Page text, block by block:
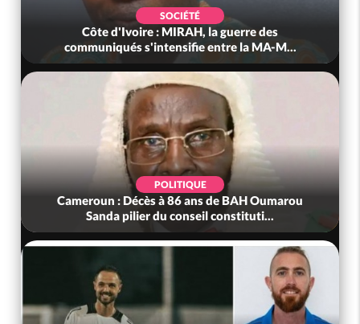
SOCIÉTÉ
Côte d'Ivoire : MIRAH, la guerre des
communiqués s'intensifie entre la MA-M...
POLITIQUE
Cameroun : Décès à 86 ans de BAH Oumarou
Sanda pilier du conseil constituti...